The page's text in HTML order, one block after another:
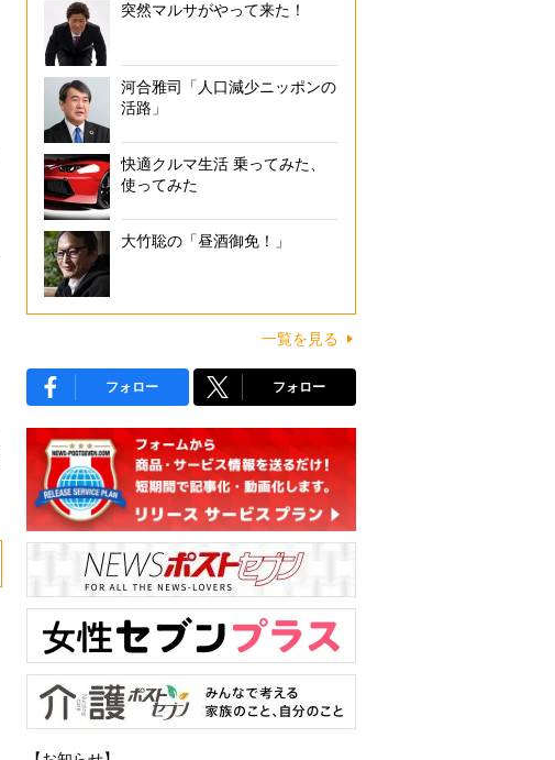
突然マルサがやって来た！
河合雅司「人口減少ニッポンの
活路」
快適クルマ生活 乗ってみた、
使ってみた
大竹聡の「昼酒御免！」
一覧を見る
フォロー フォロー